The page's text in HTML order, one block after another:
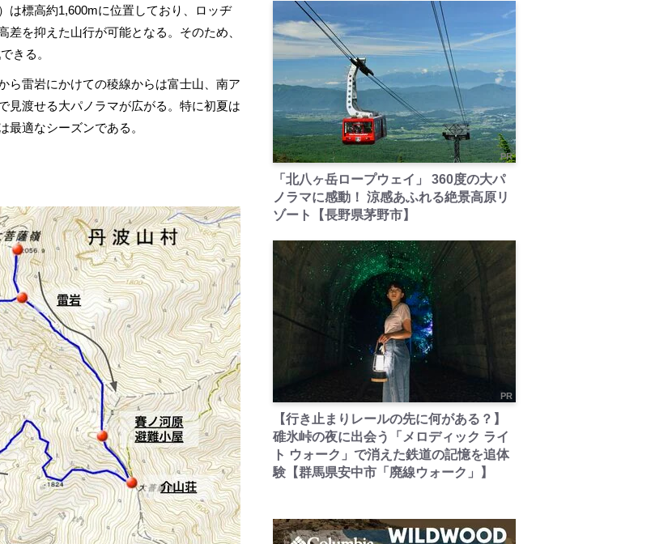
標高約1,600mに位置しており、ロッヂ
を抑えた山行が可能となる。そのため、
きる。
雷岩にかけての稜線からは富士山、南ア
見渡せる大パノラマが広がる。特に初夏は
適なシーズンである。
PR
「北八ヶ岳ロープウェイ」 360度の大パ
ノラマに感動！ 涼感あふれる絶景高原リ
ゾート【長野県茅野市】
PR
【行き止まりレールの先に何がある？】
碓氷峠の夜に出会う「メロディック ライ
ト ウォーク」で消えた鉄道の記憶を追体
験【群馬県安中市「廃線ウォーク」】